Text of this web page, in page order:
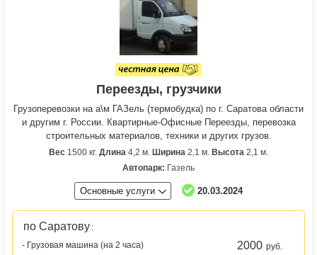
Переезды, грузчики
Грузоперевозки на а\м ГАЗель (термобудка) по г. Саратова области
и другим г. России. Квартирные-Офисные Переезды, перевозка
строительных материалов, техники и других грузов.
Вес 1500 кг. Длина 4,2 м. Ширина 2,1 м. Высота 2,1 м.
Автопарк: Газель
Основные услуги 20.03.2024
по Саратову :
- Грузовая машина (на 2 часа)
2000 руб.